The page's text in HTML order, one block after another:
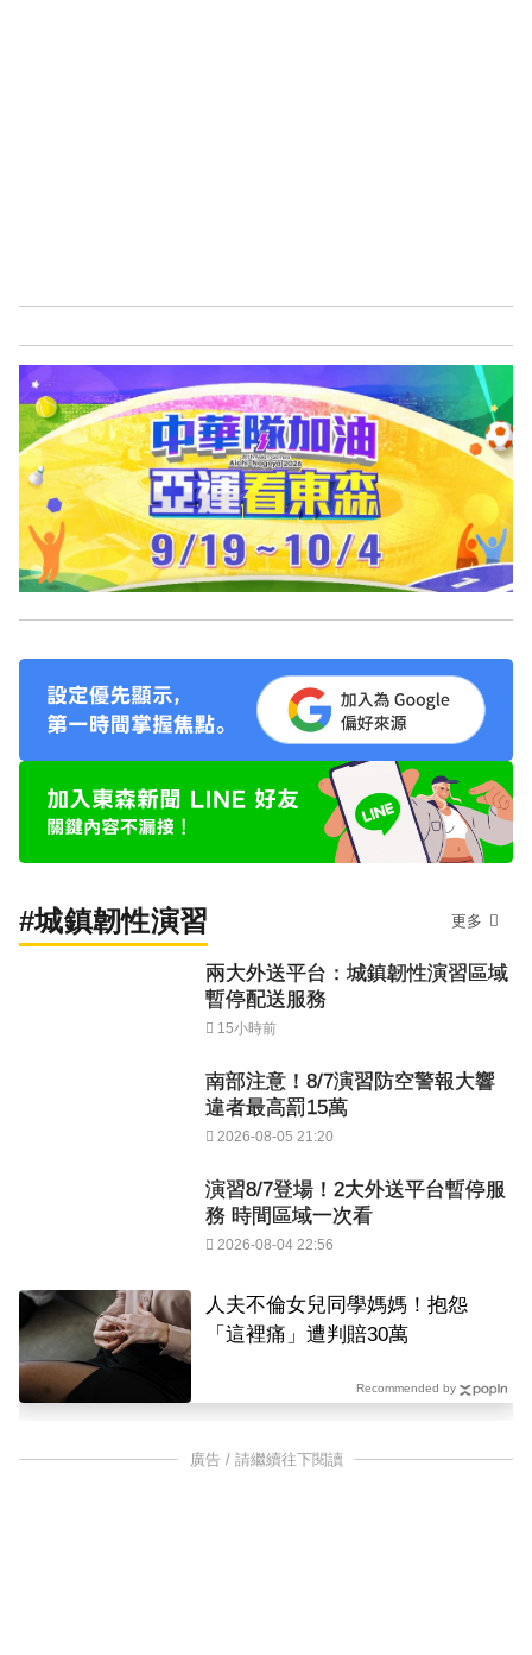
#城鎮韌性演習 更多
兩大外送平台：城鎮韌性演習區域
暫停配送服務
15小時前
南部注意！8/7演習防空警報大響
違者最高罰15萬
2026-08-05 21:20
演習8/7登場！2大外送平台暫停服
務 時間區域一次看
2026-08-04 22:56
人夫不倫女兒同學媽媽！抱怨
「這裡痛」遭判賠30萬
Recommended by
廣告 / 請繼續往下閱讀